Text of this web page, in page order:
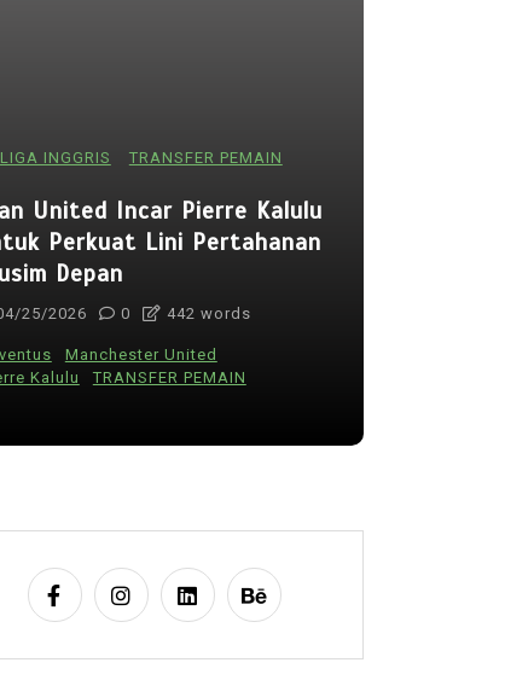
LIGA INGGRIS TRANSFER PEMAIN
United Incar Pierre Kalulu
Perkuat Lini Pertahanan
Depan
25/2026 0 442 words
Manchester United
Kalulu
TRANSFER PEMAIN